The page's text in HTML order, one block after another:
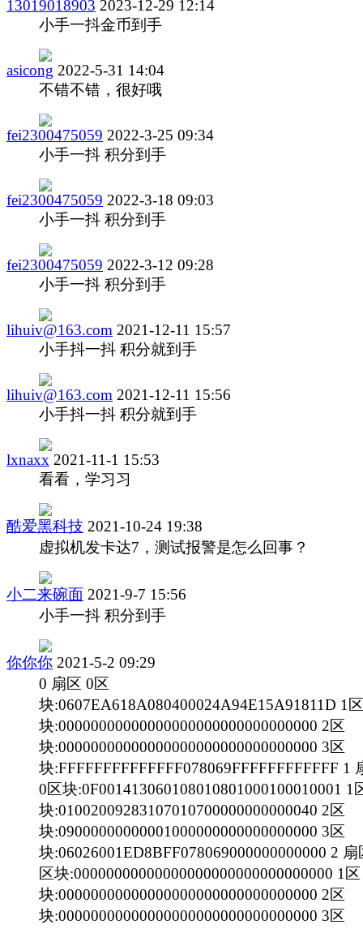
13019018903 2023-12-29 12:14
小手一抖金币到手
asicong 2022-5-31 14:04
不错不错，很好哦
fei2300475059 2022-3-25 09:34
小手一抖 积分到手
fei2300475059 2022-3-18 09:03
小手一抖 积分到手
fei2300475059 2022-3-12 09:28
小手一抖 积分到手
lihuiv@163.com 2021-12-11 15:57
小手抖一抖 积分就到手
lihuiv@163.com 2021-12-11 15:56
小手抖一抖 积分就到手
lxnaxx 2021-11-1 15:53
看看，学习习
酷爱黑科技 2021-10-24 19:38
虚拟机发卡达7，测试报警是怎么回事？
小二来碗面 2021-9-7 15:56
小手一抖 积分到手
你你你 2021-5-2 09:29
0 扇区 0区
块:0607EA618A080400024A94E15A91811D 1区
块:00000000000000000000000000000000 2区
块:00000000000000000000000000000000 3区
块:FFFFFFFFFFFFFF078069FFFFFFFFFFFF 1
0区块:0F001413060108010801000100010001 1
块:01002009283107010700000000000040 2区
块:09000000000001000000000000000000 3区
块:06026001ED8BFF078069000000000000 2 扇
区块:00000000000000000000000000000000 1区
块:00000000000000000000000000000000 2区
块:00000000000000000000000000000000 3区